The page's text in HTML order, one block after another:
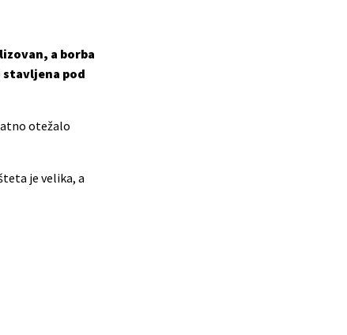
a borba
pod
otežalo
je velika, a